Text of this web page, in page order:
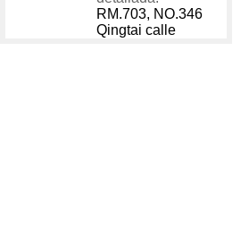
RM.703, NO.346
Qingtai calle